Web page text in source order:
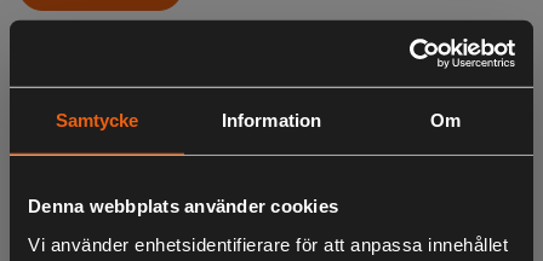
Samtycke Information Om
Denna webbplats använder cookies
Vi använder enhetsidentifierare för att anpassa innehållet
Trejon reserverar sig för att produkten/produkterna på bild